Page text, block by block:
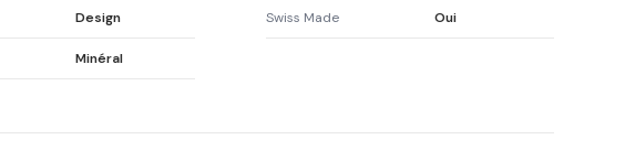
Design Swiss Made Oui
Minéral